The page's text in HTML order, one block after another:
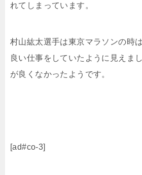
れてしまっています。
村山紘太選手は東京マラソンの時
良い仕事をしていたように見えま
が良くなかったようです。
[ad#co-3]